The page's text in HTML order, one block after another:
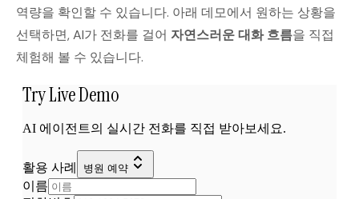
역량을 확인할 수 있습니다. 아래 데모에서 원하는 상황을
선택하면, AI가 전화를 걸어 자연스러운 대화 흐름을 직접
체험해 볼 수 있습니다.